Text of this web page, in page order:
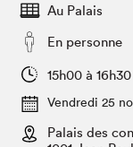
Espace médias
Espace
Club de
Nous connaître
Projets
Archives
Au Palais
En personne
15h00 à 16h30
Vendredi 25
Palais des